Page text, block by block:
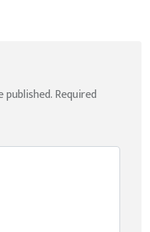
Required